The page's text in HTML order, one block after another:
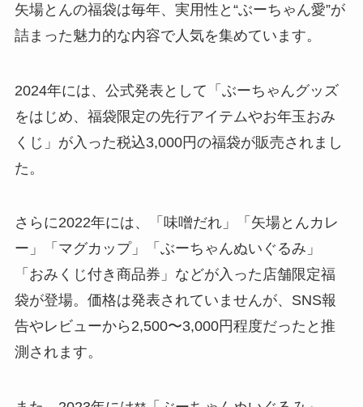
矢場とんの福袋は毎年、実用性と“ぶーちゃん愛”が
詰まった魅力的な内容で人気を集めています。
2024年には、公式発表として「ぶーちゃんグッズ
をはじめ、福袋限定の先行アイテムやお年玉おみ
くじ」が入った税込3,000円の福袋が販売されまし
た。
さらに2022年には、「味噌だれ」「矢場とんカレ
ー」「マグカップ」「ぶーちゃんぬいぐるみ」
「おみくじ付き商品券」などが入った店舗限定福
袋が登場。価格は発表されていませんが、SNS報
告やレビューから2,500〜3,000円程度だったと推
測されます。